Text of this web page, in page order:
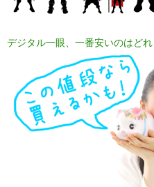
デジタル一眼、一番安いのはど